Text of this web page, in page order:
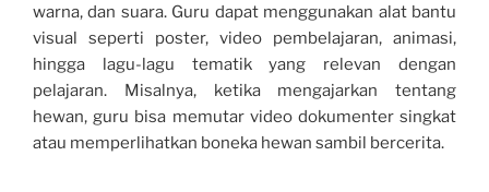
warna, dan suara. Guru dapat menggunakan alat bantu
visual seperti poster, video pembelajaran, animasi,
hingga lagu-lagu tematik yang relevan dengan
pelajaran. Misalnya, ketika mengajarkan tentang
hewan, guru bisa memutar video dokumenter singkat
atau memperlihatkan boneka hewan sambil bercerita.